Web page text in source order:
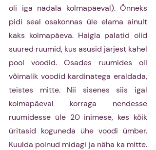
oli iga nädala kolmapäeval). Õnneks
pidi seal osakonnas üle elama ainult
kaks kolmapäeva. Haigla palatid olid
suured ruumid, kus asusid järjest kahel
pool voodid. Osades ruumides oli
võimalik voodid kardinatega eraldada,
teistes mitte. Nii sisenes siis igal
kolmapäeval korraga nendesse
ruumidesse üle 20 inimese, kes kõik
üritasid koguneda ühe voodi ümber.
Kuulda polnud midagi ja näha ka mitte.